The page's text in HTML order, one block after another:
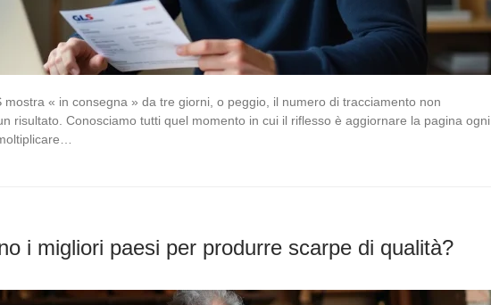
mostra « in consegna » da tre giorni, o peggio, il numero di tracciamento non
risultato. Conosciamo tutti quel momento in cui il riflesso è aggiornare la pagina ogni
i migliori paesi per produrre scarpe di qualità?